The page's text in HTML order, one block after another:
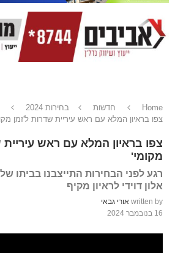
Home חדשות
בחירות 2024
צפו בראיון המלא עם ראש עיריית שדרות ל'זמן
צפו בראיון המלא עם ראש עיריית
מקומי'
רגע לפני הבחירות התייצבנו בביתו
אלון דוידי לראיון מקיף
written by אורי גבאי
16 בנובמבר 2024